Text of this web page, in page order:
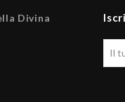
Divina